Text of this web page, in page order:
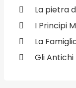
La pietra
I Principi
La
Gli Antichi